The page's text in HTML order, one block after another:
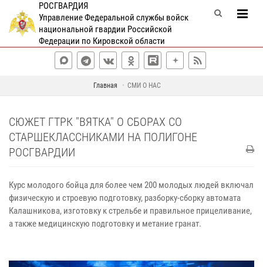
РОСГВАРДИЯ
Управление Федеральной службы войск
национальной гвардии Российской
Федерации по Кировской области
Главная СМИ О НАС
СЮЖЕТ ГТРК "ВЯТКА" О СБОРАХ СО
СТАРШЕКЛАССНИКАМИ НА ПОЛИГОНЕ
РОСГВАРДИИ
Курс молодого бойца для более чем 200 молодых людей включал
физическую и строевую подготовку, разборку-сборку автомата
Калашникова, изготовку к стрельбе и правильное прицеливание,
а также медицинскую подготовку и метание гранат.